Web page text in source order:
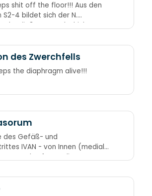
off the floor!!! Aus den
S2-4 bildet sich der N.
den äußeren Analsphinkter
des Zwerchfells
the diaphragm alive!!!
des Gefäß- und
(medial
A. und N. femoralis